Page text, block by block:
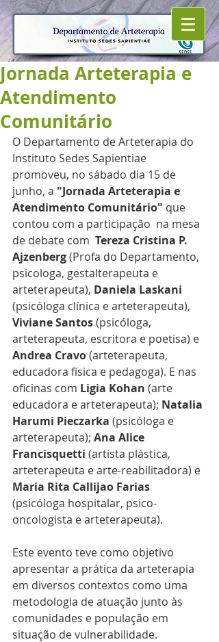
Jornada Arteterapia e
Atendimento
Comunitário
O Departamento de Arteterapia do
Instituto Sedes Sapientiae
promoveu, no sábado dia 15 de
junho, a "Jornada Arteterapia e
Atendimento Comunitário" que
contou com a participação  na mesa
de debate com Tereza Cristina P.
Ajzenberg (Profa do Departamento,
psicologa, gestalterapeuta e
arteterapeuta), Daniela Laskani
(psicóloga clínica e arteterapeuta),
Viviane Santos (psicóloga,
arteterapeuta, escritora e poetisa) e
Andrea Cravo (arteterapeuta,
educadora física e pedagoga). E nas
oficinas com Ligia Kohan (arte
educadora e arteterapeuta); Natalia
Harumi Pieczarka (psicóloga e
arteterapeuta); Ana Alice
Francisquetti (artista plástica,
arteterapeuta e arte-reabilitadora) e
Maria Rita Callijao Farias
(psicóloga hospitalar, psico-
oncologista e arteterapeuta).
Este evento teve como objetivo
apresentar a prática da arteterapia
em diversos contextos como uma
metodologia de atuação junto às
comunidades e população em
situação de vulnerabilidade.